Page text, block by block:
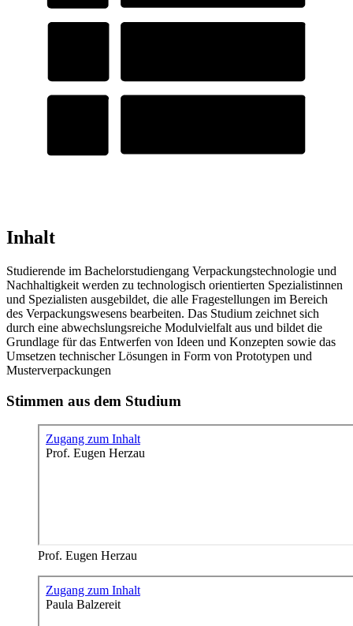
Inhalt
Studierende im Bachelorstudiengang Verpackungstechnologie und
Nachhaltigkeit werden zu technologisch orientierten Spezialistinnen
und Spezialisten ausgebildet, die alle Fragestellungen im Bereich
des Verpackungswesens bearbeiten. Das Studium zeichnet sich
durch eine abwechslungsreiche Modulvielfalt aus und bildet die
Grundlage für das Entwerfen von Ideen und Konzepten sowie das
Umsetzen technischer Lösungen in Form von Prototypen und
Musterverpackungen
Stimmen aus dem Studium
Prof. Eugen Herzau